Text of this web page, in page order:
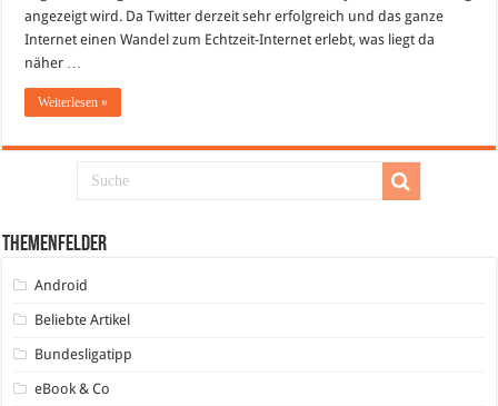
angezeigt wird. Da Twitter derzeit sehr erfolgreich und das ganze
Internet einen Wandel zum Echtzeit-Internet erlebt, was liegt da
näher …
Weiterlesen »
Themenfelder
Android
Beliebte Artikel
Bundesligatipp
eBook & Co